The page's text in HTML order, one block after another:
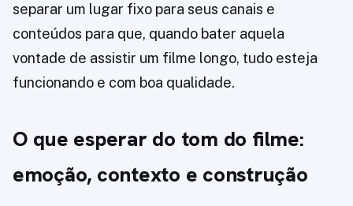
separar um lugar fixo para seus canais e
conteúdos para que, quando bater aquela
vontade de assistir um filme longo, tudo esteja
funcionando e com boa qualidade.
O que esperar do tom do filme:
emoção, contexto e construção